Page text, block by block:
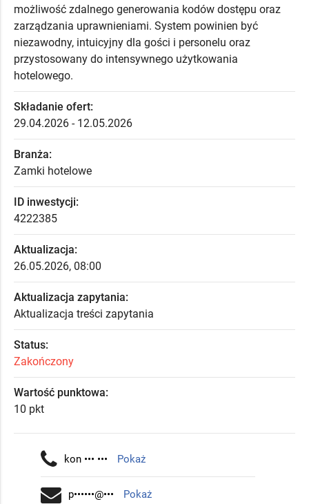
możliwość zdalnego generowania kodów dostępu oraz
zarządzania uprawnieniami. System powinien być
niezawodny, intuicyjny dla gości i personelu oraz
przystosowany do intensywnego użytkowania
hotelowego.
Składanie ofert:
29.04.2026 - 12.05.2026
Branża:
Zamki hotelowe
ID inwestycji:
4222385
Aktualizacja:
26.05.2026, 08:00
Aktualizacja zapytania:
Aktualizacja treści zapytania
Status:
Zakończony
Wartość punktowa:
10 pkt
kon ••• ••• Pokaż
p••••••@••• Pokaż